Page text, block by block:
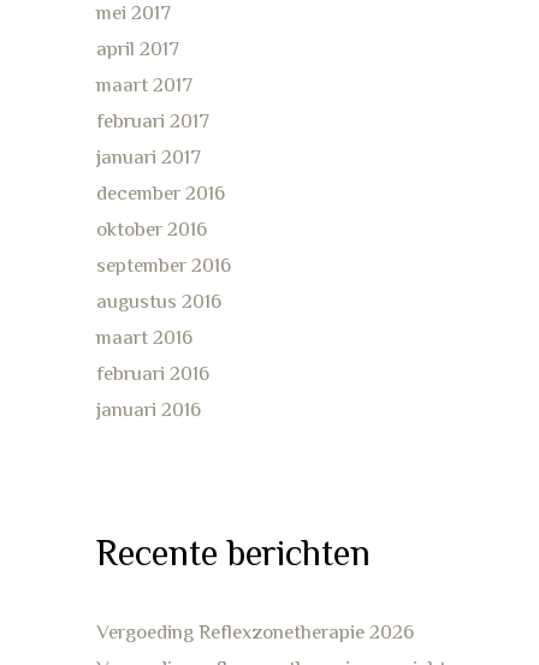
mei 2017
april 2017
maart 2017
februari 2017
januari 2017
december 2016
oktober 2016
september 2016
augustus 2016
maart 2016
februari 2016
januari 2016
Recente berichten
Vergoeding Reflexzonetherapie 2026